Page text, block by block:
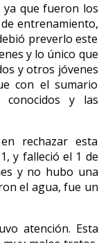
ya que fueron los
entrenamiento,
preverlo este
y lo único que
y otros jóvenes
con el sumario
conocidos y las
rechazar esta
y falleció el 1 de
y no hubo una
el agua, fue un
atención. Esta